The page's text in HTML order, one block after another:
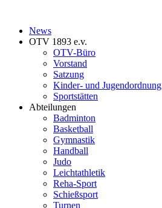
News
OTV 1893 e.v.
OTV-Büro
Vorstand
Satzung
Kinder- und Jugendordnung
Sportstätten
Abteilungen
Badminton
Basketball
Gymnastik
Handball
Judo
Leichtathletik
Reha-Sport
Schießsport
Turnen